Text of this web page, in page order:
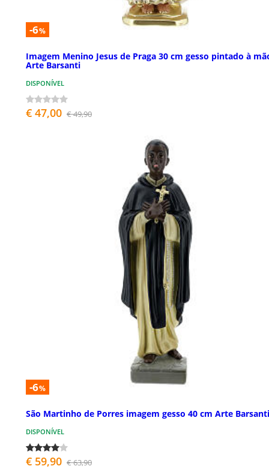
-6%
Imagem Menino Jesus de Praga 30 cm gesso pintado à
Arte Barsanti
DISPONÍVEL
€ 47,00 € 49,90
-6%
São Martinho de Porres imagem gesso 40 cm Arte Barsanti
DISPONÍVEL
€ 59,90 € 63,90